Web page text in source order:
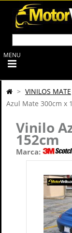
MENU
> VINILOS MATE
Azul Mate 300cm x
Vinilo
152cm
Marca: